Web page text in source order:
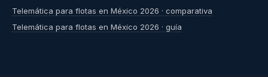
Telemática para flotas en México 2026 · comparativa
Telemática para flotas en México 2026 · guía